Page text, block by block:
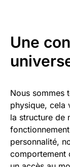
Une
Nous sommes
physique, cela
la structure de
personnalité,
comportement